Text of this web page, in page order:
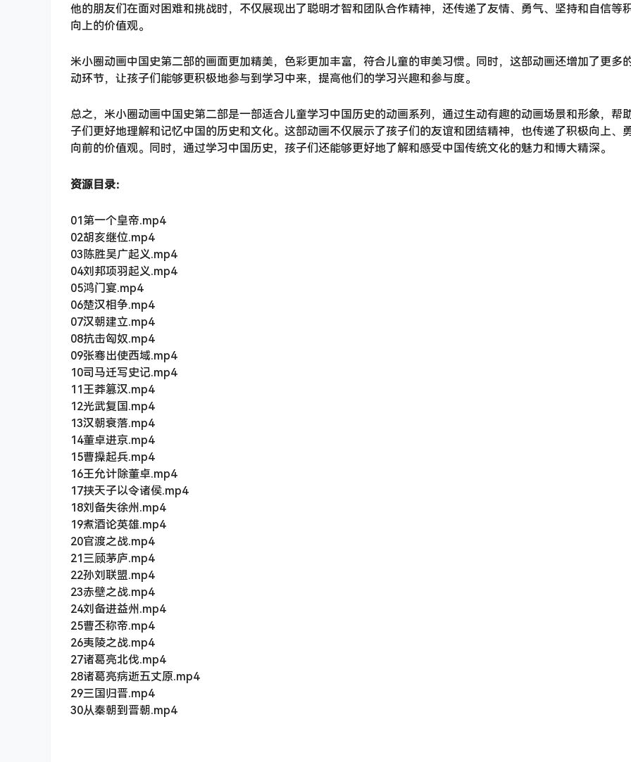
他的朋友们在面对困难和挑战时，不仅展现出了聪明才智和团队合作精神，还传递了友情、勇气、坚持和自信等
向上的价值观。
米小圈动画中国史第二部的画面更加精美，色彩更加丰富，符合儿童的审美习惯。同时，这部动画还增加了更多
动环节，让孩子们能够更积极地参与到学习中来，提高他们的学习兴趣和参与度。
总之，米小圈动画中国史第二部是一部适合儿童学习中国历史的动画系列，通过生动有趣的动画场景和形象，帮
子们更好地理解和记忆中国的历史和文化。这部动画不仅展示了孩子们的友谊和团结精神，也传递了积极向上、
向前的价值观。同时，通过学习中国历史，孩子们还能够更好地了解和感受中国传统文化的魅力和博大精深。
资源目录：
01第一个皇帝.mp4
02胡亥继位.mp4
03陈胜吴广起义.mp4
04刘邦项羽起义.mp4
05鸿门宴.mp4
06楚汉相争.mp4
07汉朝建立.mp4
08抗击匈奴.mp4
09张骞出使西域.mp4
10司马迁写史记.mp4
11王莽篡汉.mp4
12光武复国.mp4
13汉朝衰落.mp4
14董卓进京.mp4
15曹操起兵.mp4
16王允计除董卓.mp4
17挟天子以令诸侯.mp4
18刘备失徐州.mp4
19煮酒论英雄.mp4
20官渡之战.mp4
21三顾茅庐.mp4
22孙刘联盟.mp4
23赤壁之战.mp4
24刘备进益州.mp4
25曹丕称帝.mp4
26夷陵之战.mp4
27诸葛亮北伐.mp4
28诸葛亮病逝五丈原.mp4
29三国归晋.mp4
30从秦朝到晋朝.mp4